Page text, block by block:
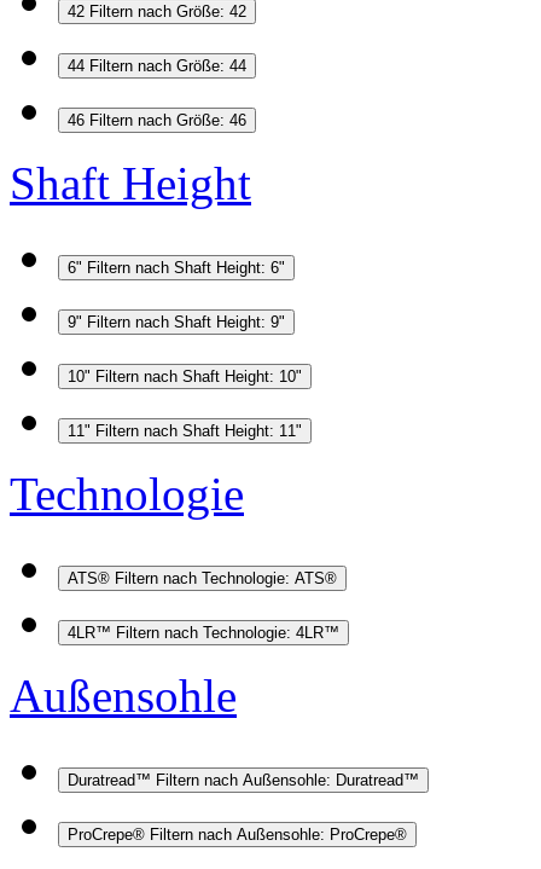
42 Filtern nach Größe: 42
44 Filtern nach Größe: 44
46 Filtern nach Größe: 46
Shaft Height
6" Filtern nach Shaft Height: 6"
9" Filtern nach Shaft Height: 9"
10" Filtern nach Shaft Height: 10"
11" Filtern nach Shaft Height: 11"
Technologie
ATS® Filtern nach Technologie: ATS®
4LR™ Filtern nach Technologie: 4LR™
Außensohle
Duratread™ Filtern nach Außensohle: Duratread™
ProCrepe® Filtern nach Außensohle: ProCrepe®